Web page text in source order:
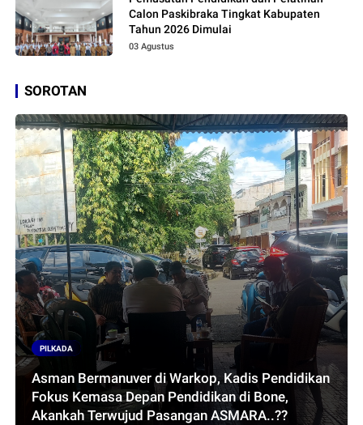
Calon Paskibraka Tingkat Kabupaten
Tahun 2026 Dimulai
03 Agustus
SOROTAN
PILKADA
Asman Bermanuver di Warkop, Kadis Pendidikan
Fokus Kemasa Depan Pendidikan di Bone,
Akankah Terwujud Pasangan ASMARA..??